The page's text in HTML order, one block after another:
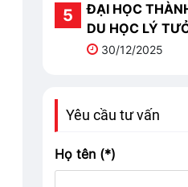
ĐẠI HỌC
DU HỌC LÝ
QUỐC
30/12/2025
Yêu cầu tư vấn
Họ tên (*)